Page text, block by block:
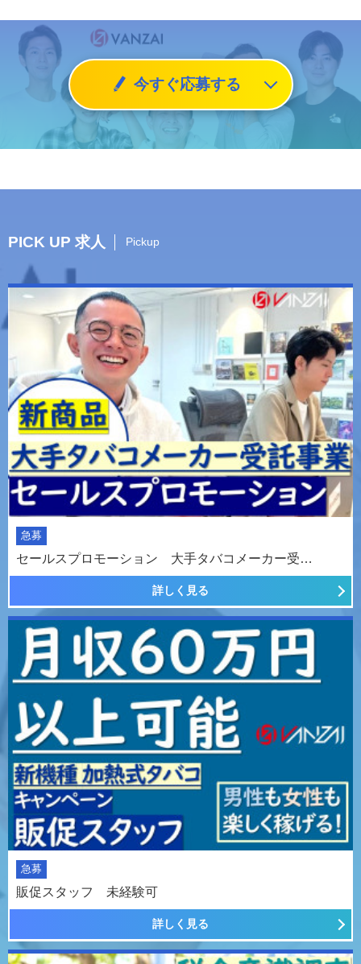
今すぐ応募する
PICK UP 求人 Pickup
急募
セールスプロモーション 大手タバコメーカー受…
詳しく見る
急募
販促スタッフ 未経験可
詳しく見る